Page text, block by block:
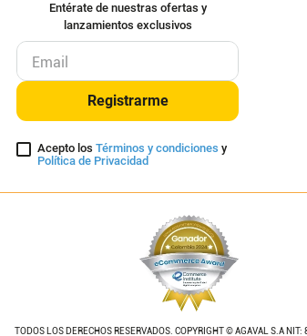
Entérate de nuestras ofertas y
lanzamientos exclusivos
Registrarme
Acepto los Términos y condiciones y
Política de Privacidad
TODOS LOS DERECHOS RESERVADOS. COPYRIGHT © AGAVAL S.A